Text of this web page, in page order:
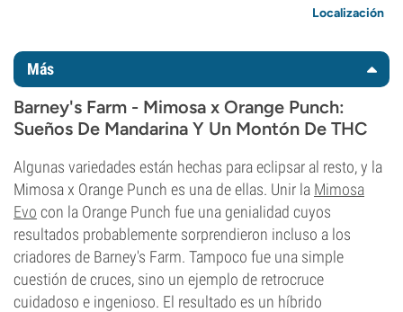
Localización
Más
Barney's Farm - Mimosa x Orange Punch:
Sueños De Mandarina Y Un Montón De THC
Algunas variedades están hechas para eclipsar al resto, y la
Mimosa x Orange Punch es una de ellas. Unir la Mimosa
Evo con la Orange Punch fue una genialidad cuyos
resultados probablemente sorprendieron incluso a los
criadores de Barney's Farm. Tampoco fue una simple
cuestión de cruces, sino un ejemplo de retrocruce
cuidadoso e ingenioso. El resultado es un híbrido